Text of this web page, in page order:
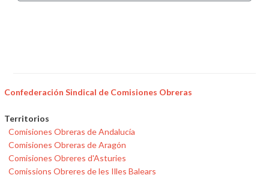
Confederación Sindical de Comisiones Obreras
Territorios
Comisiones Obreras de Andalucía
Comisiones Obreras de Aragón
Comisiones Obreres d'Asturies
Comissions Obreres de les Illes Balears